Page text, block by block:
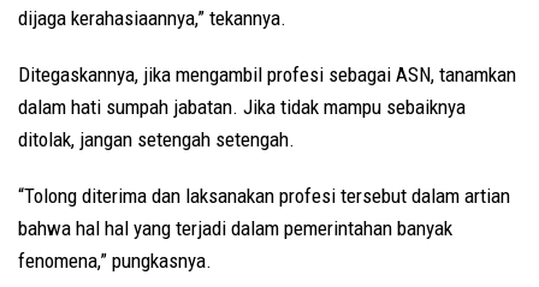
dijaga kerahasiaannya,” tekannya.
Ditegaskannya, jika mengambil profesi sebagai ASN, tanamkan
dalam hati sumpah jabatan. Jika tidak mampu sebaiknya
ditolak, jangan setengah setengah.
“Tolong diterima dan laksanakan profesi tersebut dalam artian
bahwa hal hal yang terjadi dalam pemerintahan banyak
fenomena,” pungkasnya.